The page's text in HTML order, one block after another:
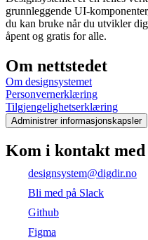
grunnleggende UI-
du kan bruke når du utvikler
åpent og gratis for alle.
Om nettstedet
Om designsystemet
Personvernerklæring
Tilgjengelighetserklæring
Administrer informasjonskapsler
Kom i kontakt med
designsystem@digdir.no
Bli med på Slack
Github
Figma